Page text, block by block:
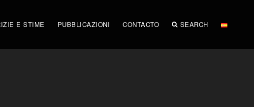
E STIME PUBBLICAZIONI CONTACTO SEARCH